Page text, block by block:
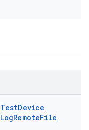
TestDevice
LogRemoteFile